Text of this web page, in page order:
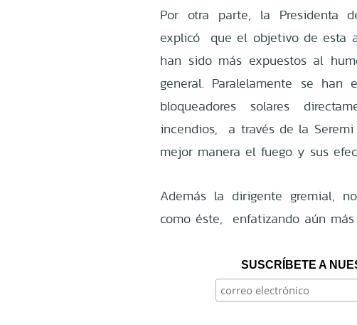
Por otra parte, la Presidenta
explicó que el objetivo de esta
han sido más expuestos al
general. Paralelamente se han
bloqueadores solares
incendios, a través de la
mejor manera el fuego y sus
Además la dirigente gremial,
como éste, enfatizando aún
SUSCRÍBETE A